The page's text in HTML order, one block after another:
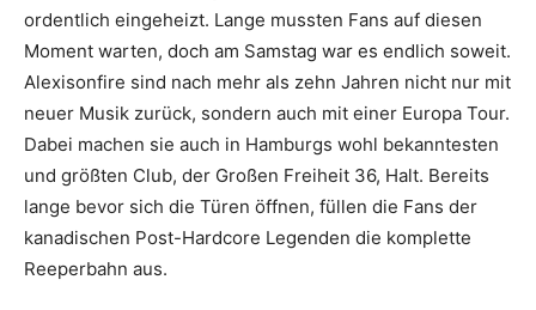
ordentlich eingeheizt. Lange mussten Fans auf diesen
Moment warten, doch am Samstag war es endlich soweit.
Alexisonfire sind nach mehr als zehn Jahren nicht nur mit
neuer Musik zurück, sondern auch mit einer Europa Tour.
Dabei machen sie auch in Hamburgs wohl bekanntesten
und größten Club, der Großen Freiheit 36, Halt. Bereits
lange bevor sich die Türen öffnen, füllen die Fans der
kanadischen Post-Hardcore Legenden die komplette
Reeperbahn aus.